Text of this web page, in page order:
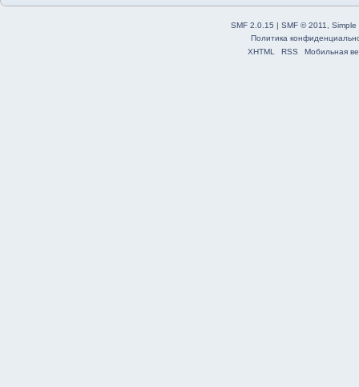
SMF 2.0.15 | SMF © 2011
Simple
Политика
XHTML
RSS Мобильная